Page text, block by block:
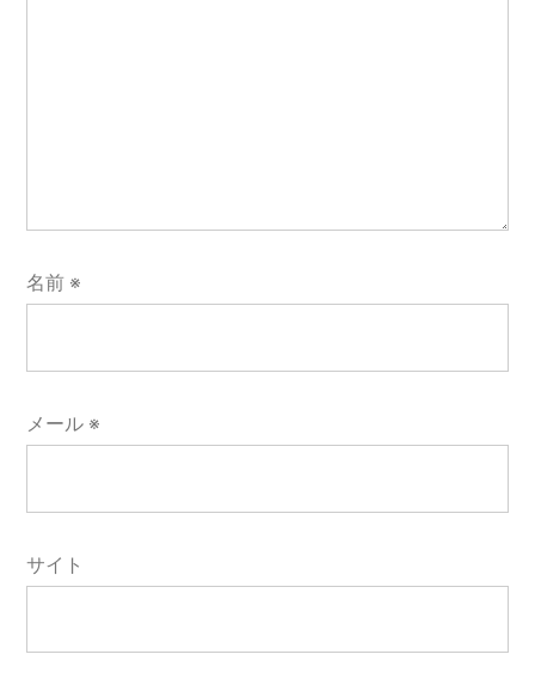
名前 ※
メール ※
サイト